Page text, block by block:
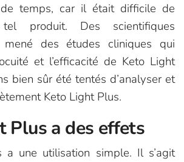
temps, car il était difficile de
produit. Des scientifiques
des études cliniques qui
et l’efficacité de Keto Light
bien sûr été tentés d’analyser et
Keto Light Plus.
Plus a des effets
a une utilisation simple. Il s’agit